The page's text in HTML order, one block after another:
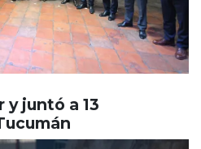
juntó a 13